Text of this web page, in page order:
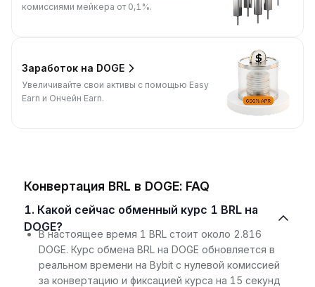
комиссиями мейкера от 0,1%.
Заработок на DOGE
Увеличивайте свои активы с помощью Easy
Earn и Ончейн Earn.
Конвертация BRL в DOGE: FAQ
1. Какой сейчас обменный курс 1 BRL на
DOGE?
В настоящее время 1 BRL стоит около 2.816
DOGE. Курс обмена BRL на DOGE обновляется в
реальном времени на Bybit с нулевой комиссией
за конвертацию и фиксацией курса на 15 секунд